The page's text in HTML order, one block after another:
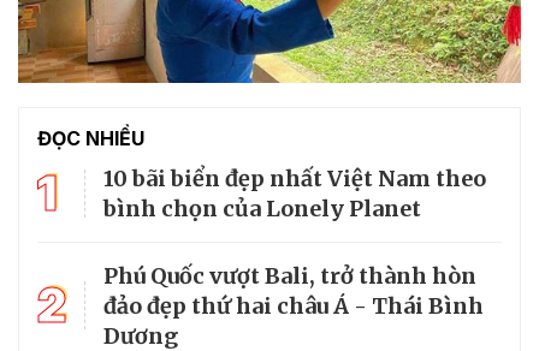
ĐỌC NHIỀU
1
10 bãi biển đẹp nhất Việt Nam theo
bình chọn của Lonely Planet
2
Phú Quốc vượt Bali, trở thành hòn
đảo đẹp thứ hai châu Á - Thái Bình
Dương